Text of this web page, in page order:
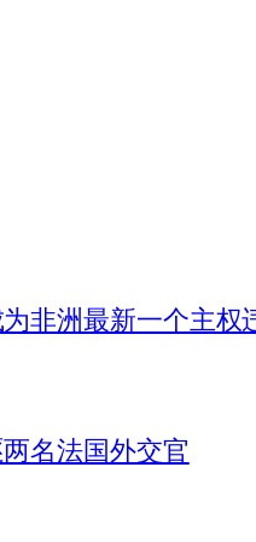
非洲最新一个主权
名法国外交官